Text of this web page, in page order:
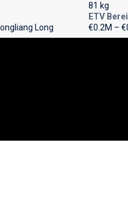
81 kg
Long
ETV
€0.2M –